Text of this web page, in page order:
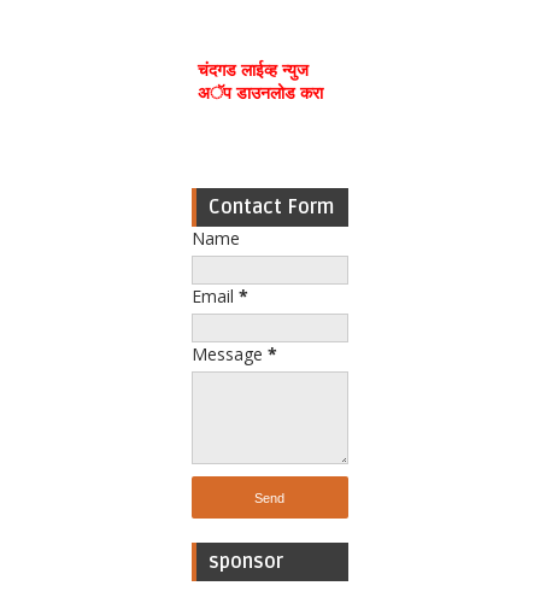
चंदगड लाईव्ह न्युज
अॅप डाउनलोड करा
Contact Form
Name
Email *
Message *
sponsor